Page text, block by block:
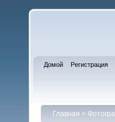
Домой Регистрация
Главная >